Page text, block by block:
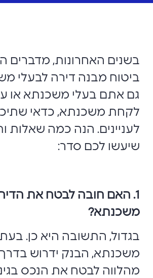
בשנים האחרונות, מדברים
ביטוח מבנה דירה לבעלי
גם אתם בעלי משכנתא או
לקחת משכנתא, כדאי
לעניינים. הנה כמה שאלות
שיעשו לכם סדר:
1. האם חובה לבטח את
משכנתא?
בגדול, התשובה היא כן.
משכנתא, הבנק ידרוש
מהלווה לבטח את הנכס